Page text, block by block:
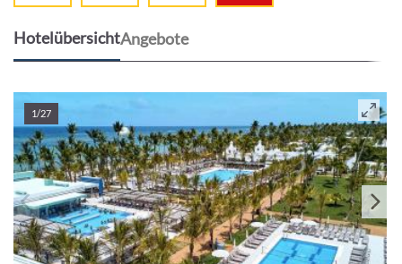
HotelübersichtAngebote
1/27